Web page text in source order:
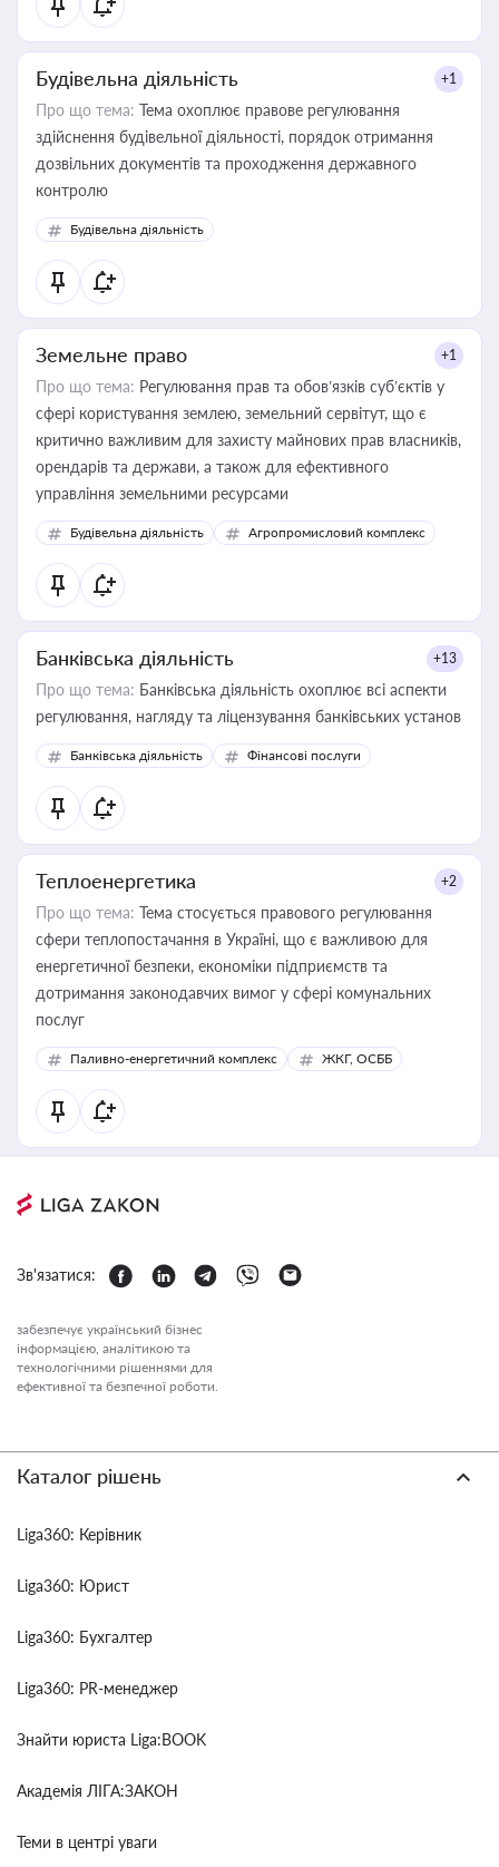
Будівельна діяльність +1
Про що тема: Тема охоплює правове регулювання
здійснення будівельної діяльності, порядок отримання
дозвільних документів та проходження державного
контролю
Будівельна діяльність
Земельне право +1
Про що тема: Регулювання прав та обов’язків суб’єктів у
сфері користування землею, земельний сервітут, що є
критично важливим для захисту майнових прав власників,
орендарів та держави, а також для ефективного
управління земельними ресурсами
Будівельна діяльність Агропромисловий комплекс
Банківська діяльність +13
Про що тема: Банківська діяльність охоплює всі аспекти
регулювання, нагляду та ліцензування банківських установ
Банківська діяльність Фінансові послуги
Теплоенергетика +2
Про що тема: Тема стосується правового регулювання
сфери теплопостачання в Україні, що є важливою для
енергетичної безпеки, економіки підприємств та
дотримання законодавчих вимог у сфері комунальних
послуг
Паливно-енергетичний комплекс ЖКГ, ОСББ
Зв'язатися:
забезпечує український бізнес
інформацією, аналітикою та
технологічними рішеннями для
ефективної та безпечної роботи.
Каталог рішень
Liga360: Керівник
Liga360: Юрист
Liga360: Бухгалтер
Liga360: PR-менеджер
Знайти юриста Liga:BOOK
Академія ЛІГА:ЗАКОН
Теми в центрі уваги